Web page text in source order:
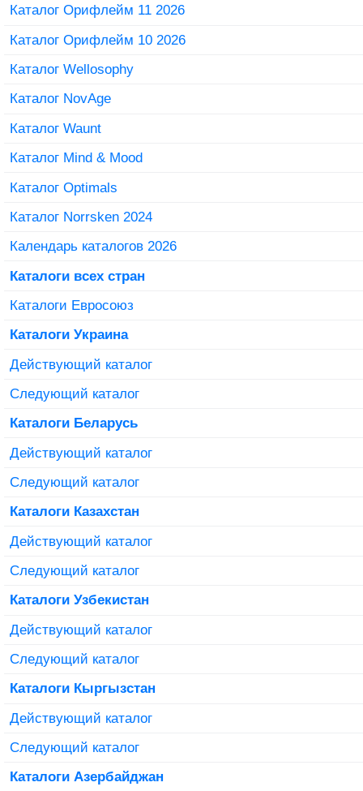
Каталог Орифлейм 11 2026
Каталог Орифлейм 10 2026
Каталог Wellosophy
Каталог NovAge
Каталог Waunt
Каталог Mind & Mood
Каталог Optimals
Каталог Norrsken 2024
Календарь каталогов 2026
Каталоги всех стран
Каталоги Евросоюз
Каталоги Украина
Действующий каталог
Следующий каталог
Каталоги Беларусь
Действующий каталог
Следующий каталог
Каталоги Казахстан
Действующий каталог
Следующий каталог
Каталоги Узбекистан
Действующий каталог
Следующий каталог
Каталоги Кыргызстан
Действующий каталог
Следующий каталог
Каталоги Азербайджан